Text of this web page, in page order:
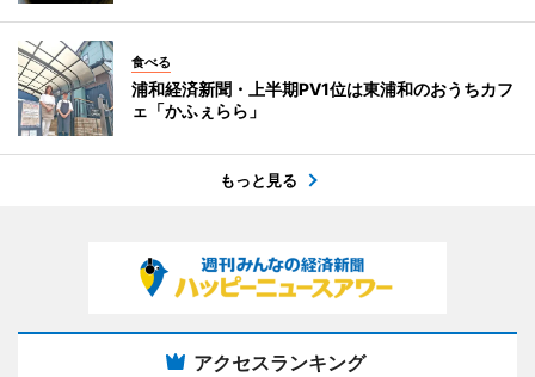
食べる
浦和経済新聞・上半期PV1位は東浦和のおうちカフ
ェ「かふぇらら」
もっと見る
アクセスランキング